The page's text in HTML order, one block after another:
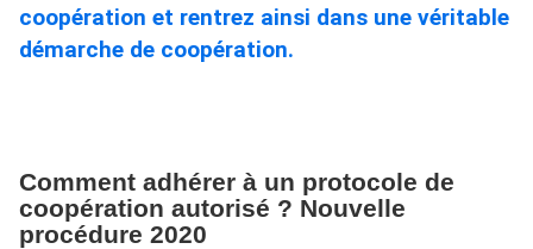
coopération et rentrez ainsi dans une véritable
démarche de coopération.
Comment adhérer à un protocole de
coopération autorisé ? Nouvelle
procédure 2020